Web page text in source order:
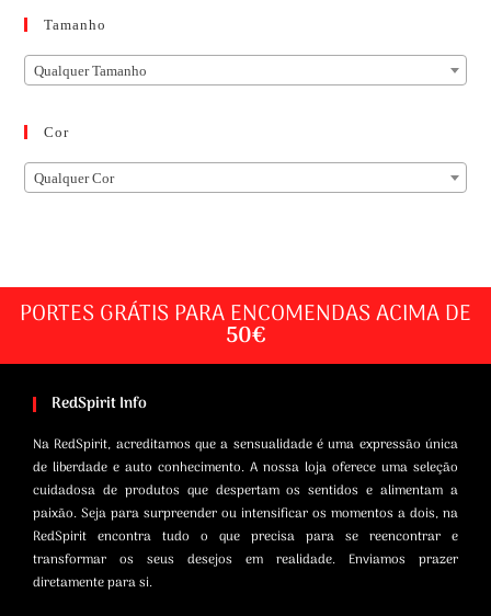
Tamanho
Qualquer Tamanho
Cor
Qualquer Cor
PORTES GRÁTIS PARA ENCOMENDAS ACIMA DE
50€
RedSpirit Info
Na RedSpirit, acreditamos que a sensualidade é uma expressão única
de liberdade e auto conhecimento. A nossa loja oferece uma seleção
cuidadosa de produtos que despertam os sentidos e alimentam a
paixão. Seja para surpreender ou intensificar os momentos a dois, na
RedSpirit encontra tudo o que precisa para se reencontrar e
transformar os seus desejos em realidade. Enviamos prazer
diretamente para si.